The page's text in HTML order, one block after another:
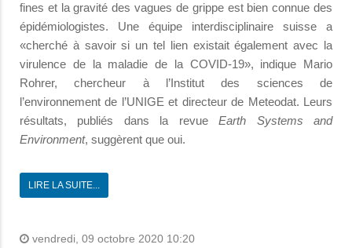
fines et la gravité des vagues de grippe est bien connue des
épidémiologistes. Une équipe interdisciplinaire suisse a
«cherché à savoir si un tel lien existait également avec la
virulence de la maladie de la COVID-19», indique Mario
Rohrer, chercheur à l’Institut des sciences de
l’environnement de l’UNIGE et directeur de Meteodat. Leurs
résultats, publiés dans la revueEarth Systems and
Environment, suggèrent que oui.
LIRE LA SUITE...
vendredi, 09 octobre 2020 10:20